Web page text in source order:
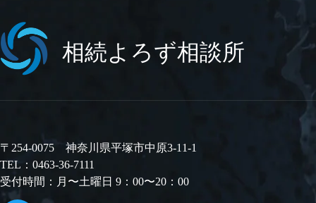
相続よろず相談所
〒254-0075 神奈川県平塚市中原3-11-1
TEL：0463-36-7111
受付時間：月〜土曜日 9：00〜20：00